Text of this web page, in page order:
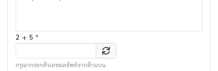
2 + 5 *
กรุณากรอกตัวเลขผลลัพธ์จากด้านบน